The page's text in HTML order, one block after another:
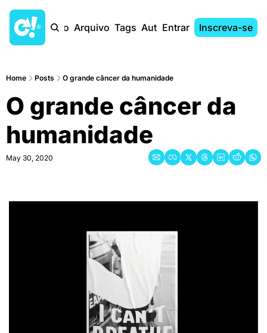
Início Arquivo Tags AutoresEntrar Inscreva-se
Home Posts O grande câncer da humanidade
O grande câncer da
humanidade
May 30, 2020